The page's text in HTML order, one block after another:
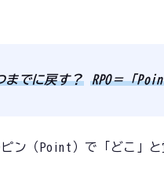
までに戻す？ RPO＝「
ン（Point）で「どこ」と